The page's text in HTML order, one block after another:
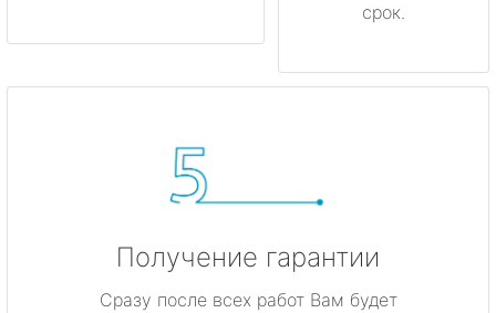
срок.
Получение гарантии
Сразу после всех работ Вам будет